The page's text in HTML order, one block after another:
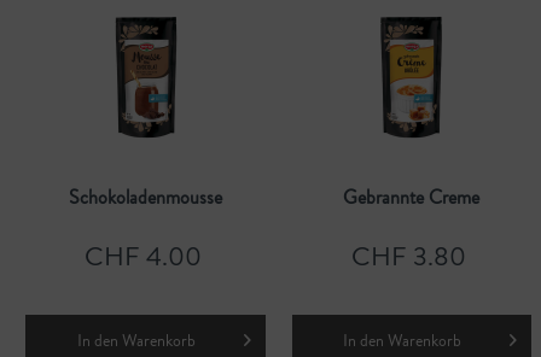
Schokoladenmousse
CHF 4.00
In den Warenkorb
Gebrannte Creme
CHF 3.80
In den Warenkorb